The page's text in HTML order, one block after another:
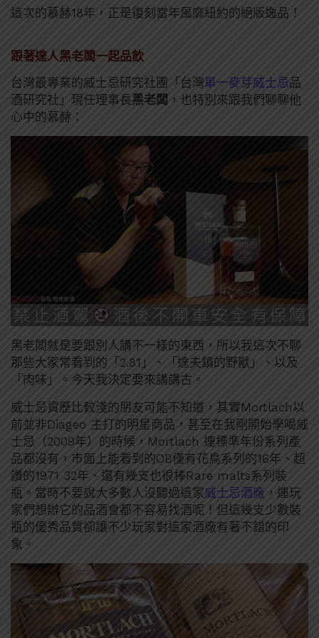
這次的慕赫18年，正是復刻當年風靡紐約的絕版逸品！
跟著達人黑老闆一起品飲
台灣最專業的威士忌研究社團「台灣單一麥芽威士忌品
酒研究社」現任理事長黑老闆 ，也特別來跟我們聊聊他
心中的慕赫：
黑老闆就是要跟別人講不一樣的東西，所以我這次不聊
那些大家常看到的「2.81」、「達夫鎮的野獸」、以及
「肉味」。今天我決定要來講講古。
威士忌資歷比較淺的朋友可能不知道，其實Mortlach以
前並非Diageo 主打的明星商品，甚至在我剛開始學喝威
士忌（2009年）的時候，Mortlach 連標準年份系列產
品都沒有，市面上能看到的OB僅有花鳥系列的16年、超
讚的1971 32年、還有幾支也很棒Rare malts系列裝
瓶。當時不要說大多數人沒聽過這家威士忌酒廠 ，連玩
家們想辦它的品酒會都不容易找酒呢！但這幾支少數裝
瓶的優秀品質卻讓不少玩家對這家酒廠有著不錯的印
象。